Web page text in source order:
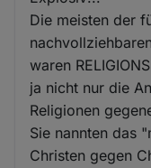
Die meisten der
waren
ja nicht nur die
Religionen
Sie nannten das
Christen gegen